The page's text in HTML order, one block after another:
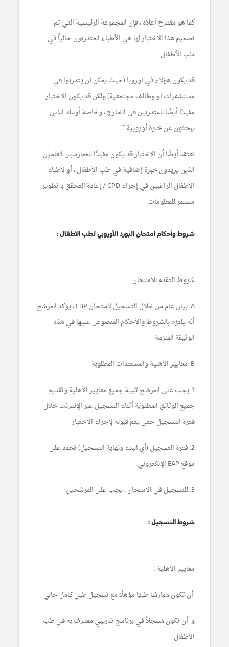
كما هو مقترح أعلاه ، فإن المجموعة الرئيسية التي تم
تصميم هذا الاختبار لها هي الأطباء المتدربون حالياً في
طب الأطفال.
قد يكون هؤلاء في أوروبا (حيث يمكن أن يتدربوا في
مستشفيات أو وظائف مجتمعية) ولكن قد يكون الاختبار
مفيدًا أيضًا للمتدربين في الخارج ، وخاصة أولئك الذين
يبحثون عن خبرة أوروبية *.
نعتقد أيضًا أن الاختبار قد يكون مفيدًا للممارسين العامين
الذين يريدون خبرة إضافية في طب الأطفال ، أو لأطباء
الأطفال الراغبين في إجراء CPD / إعادة التحقق و تطوير
مستمر للمعلومات.
شروط وأحكام امتحان البورد الأوروبي لطب الاطفال :
شروط التقدم للامتحان :
A. بيان عام من خلال التسجيل لامتحان EBP ، يؤكد المرشح
أنه يلتزم بالشروط والأحكام المنصوص عليها في هذه
الوثيقة الملزمة.
B. معايير الأهلية والمستندات المطلوبة :
1. يجب على المرشح تلبية جميع معايير الأهلية وتقديم
جميع الوثائق المطلوبة أثناء التسجيل عبر الإنترنت خلال
فترة التسجيل حتى يتم قبوله لإجراء الاختبار.
2. فترة التسجيل (أي البدء ونهاية التسجيل) تحدد على
موقع EAP الإلكتروني.
3. للتسجيل في الامتحان ، يجب على المرشحين:
شروط التسجيل :
معايير الأهلية :
أن تكون ممارسًا طبيًا مؤهلًا مع تسجيل طبي كامل حالي
و أن تكون مسجلاً في برنامج تدريبي معترف به في طب
الأطفال